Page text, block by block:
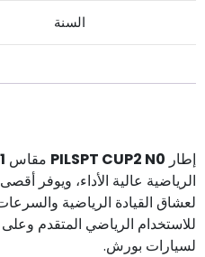
السنة
إطار PILSPT CUP2 N0 مقاس
الرياضية عالية الأداء، ويوفر
لعشاق القيادة الرياضية
للاستخدام الرياضي المتقدم
لسيارات بورش.